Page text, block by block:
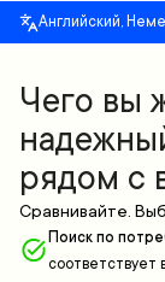
Английский,
Чего вы
рядом с
Сравнивайте.
Поиск по
соответствует